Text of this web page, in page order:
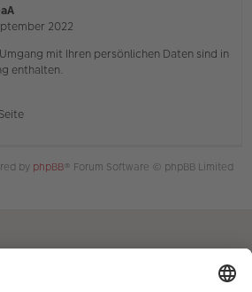
2022
mit Ihren persönlichen Daten sind in
enthalten.
by phpBB® Forum Software © phpBB Limited